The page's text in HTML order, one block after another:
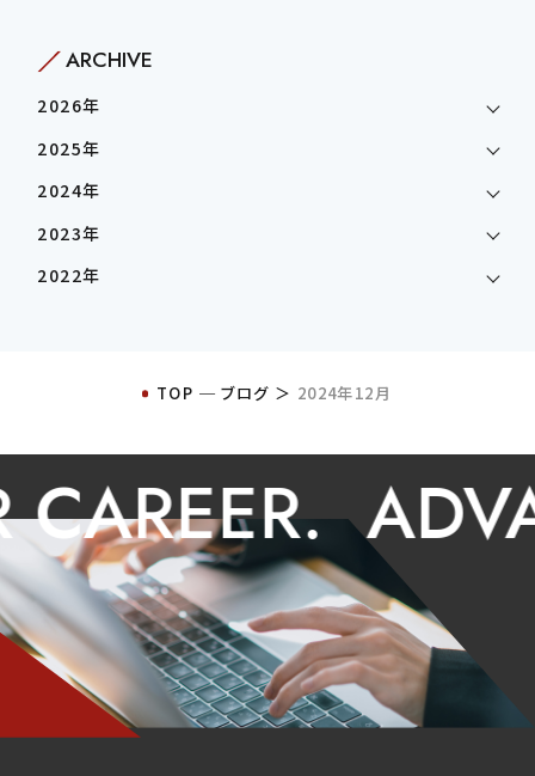
ARCHIVE
2026年
2025年
2024年
2023年
2022年
TOP ─ブログ ＞ 2024年12月